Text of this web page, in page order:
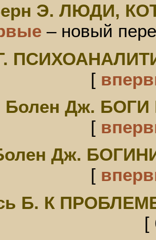
Э. ЛЮДИ,
– новый
[
Болен Дж.
[
Дж.
[
Б. К
[